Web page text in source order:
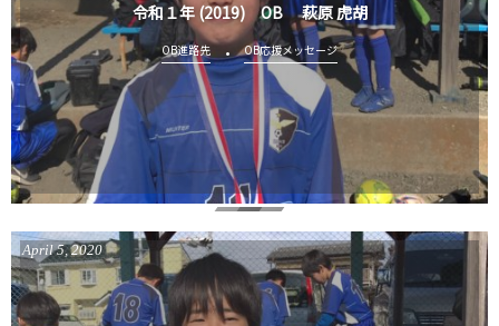
令和１年 (2019) OB 萩原 虎胡
OB進路先 OB応援メッセージ
April 5,2020